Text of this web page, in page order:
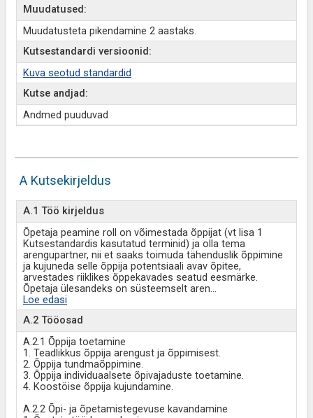
Muudatused:
Muudatusteta pikendamine 2 aastaks.
Kutsestandardi versioonid:
Kuva seotud standardid
Kutse andjad:
Andmed puuduvad
A Kutsekirjeldus
A.1 Töö kirjeldus
Õpetaja peamine roll on võimestada õppijat (vt lisa 1
Kutsestandardis kasutatud terminid) ja olla tema
arengupartner, nii et saaks toimuda tähenduslik õppimine
ja kujuneda selle õppija potentsiaali avav õpitee,
arvestades riiklikes õppekavades seatud eesmärke.
Õpetaja ülesandeks on süsteemselt aren...
Loe edasi
A.2 Tööosad
A.2.1 Õppija toetamine
1. Teadlikkus õppija arengust ja õppimisest.
2. Õppija tundmaõppimine.
3. Õppija individuaalsete õpivajaduste toetamine.
4. Koostöise õppija kujundamine.
A.2.2 Õpi- ja õpetamistegevuse kavandamine